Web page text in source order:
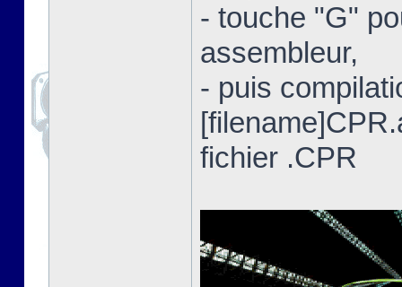
- touche "G"
assembleur,
- puis
fichier .CPR